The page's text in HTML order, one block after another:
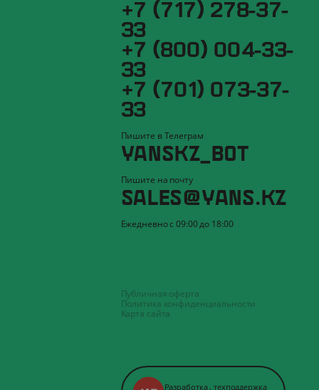
+7 (717) 278-37-
33
+7 (800) 004-33-
33
+7 (701) 073-37-
33
Пишите в Телеграм
YANSKZ_BOT
Пишите на почту
SALES@YANS.KZ
Ежедневно с 09:00 до 18:00
Публичная оферта
Политика конфиденциальности
Карта сайта
Разработка,техподдержка